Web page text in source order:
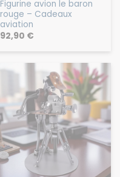
Figurine avion le baron
rouge – Cadeaux
aviation
92,90 €